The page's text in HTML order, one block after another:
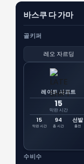
바스쿠 다 가마
골키퍼
레오 자르딩
레이트 시프트
15
막판 시간
15
막판 시간
94
총 시간
선발
출전
수비수